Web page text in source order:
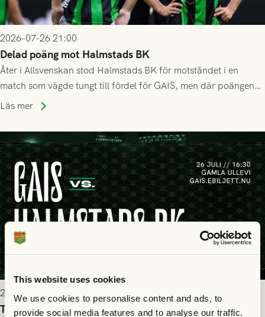
This website uses cookies
We use cookies to personalise content and ads, to
provide social media features and to analyse our traffic.
2026-07-26 21:00
Delad poäng mot Halmstads BK
Åter i Allsvenskan stod Halmstads BK för motståndet i en
match som vägde tungt till fördel för GAIS, men där poängen
delades efter dramatik på tilläggstid.
Läs mer
2026-07-25 19:00
Truppen till GAIS - Halmstads BK 26/7